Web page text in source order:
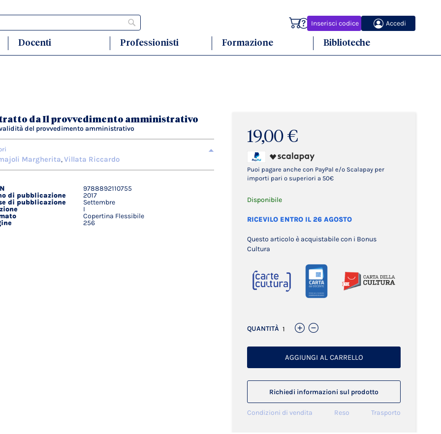
Inserisci codice Accedi
Carrello
Docenti Professionisti Formazione Biblioteche
19,00 €
Puoi pagare anche con PayPal e/o Scalapay per
importi pari o superiori a 50€
Disponibile
RICEVILO ENTRO IL 26 AGOSTO
Questo articolo è acquistabile con i Bonus
Cultura
QUANTITÀ
AGGIUNGI AL CARRELLO
Richiedi informazioni sul prodotto
Condizioni di vendita Reso Trasporto
da Il provvedimento amministrativo
del provvedimento amministrativo
Margherita,Villata Riccardo
9788892110755
di pubblicazione
2017
di pubblicazione
Settembre
I
Copertina Flessibile
256